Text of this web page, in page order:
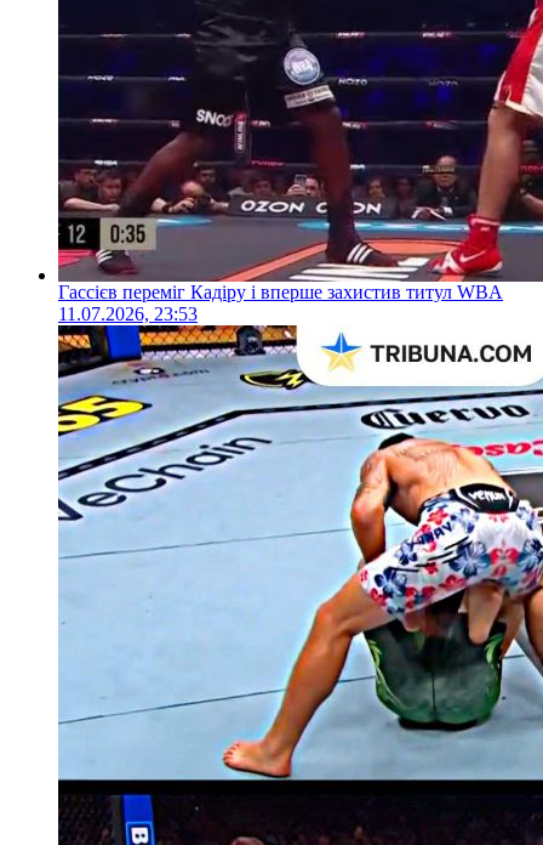
Гассієв переміг Кадіру і вперше захистив титул WBA
11.07.2026, 23:53